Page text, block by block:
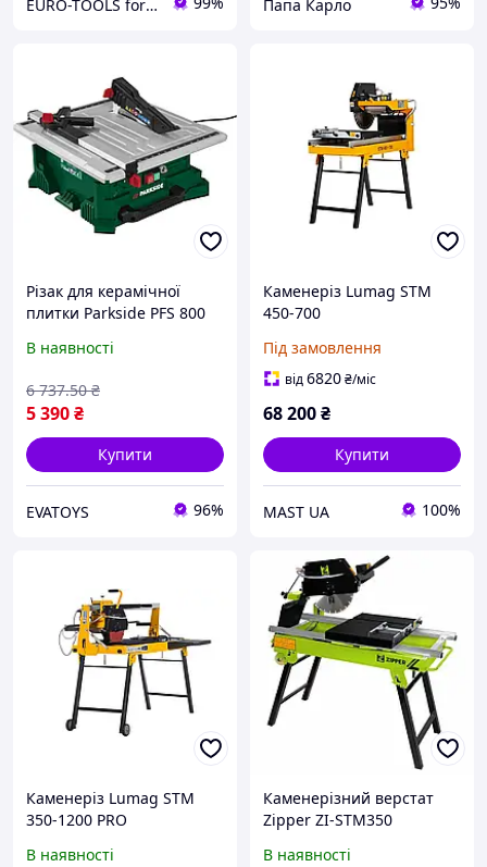
EURO-TOOLS for HOME Папа Карло
Різак для керамічної
плитки Parkside PFS 800
Плиткорізна пилка EVT
В наявності
5 390₴
6 737.50 ₴
Купити
EVATOYS 96%
Каменеріз Lumag STM
450-700
Під замовлення
від6820₴/міс
68 200₴
Купити
MAST UA 100%
Каменеріз Lumag STM
350-1200 PRO
В наявності
Каменерізний верстат
Zipper ZI-STM350
В наявності